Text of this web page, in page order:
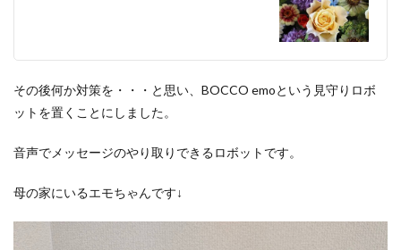
その後何か対策を・・・と思い、BOCCO emoという見守りロボ
ットを置くことにしました。
音声でメッセージのやり取りできるロボットです。
母の家にいるエモちゃんです↓